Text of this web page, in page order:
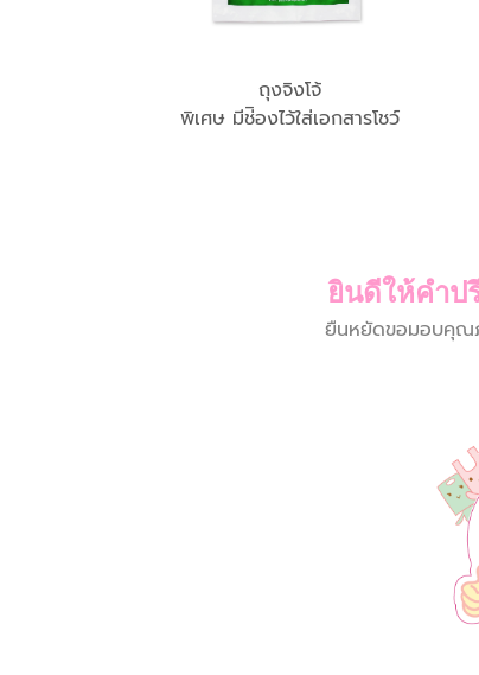
ถุงจิงโจ้
พิเศษ มีช่ิองไว้ใส่เอกสารโชว์
ยินดีให้คำป
ยืนหยัดขอมอบคุณ